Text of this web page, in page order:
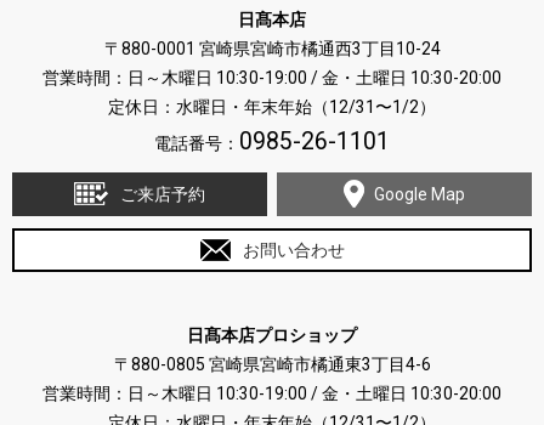
日髙本店
〒880-0001 宮崎県宮崎市橘通西3丁目10-24
営業時間：日～木曜日 10:30-19:00 / 金・土曜日 10:30-20:00
定休日：水曜日・年末年始（12/31〜1/2）
電話番号： 0985-26-1101
ご来店予約 Google Map
お問い合わせ
日髙本店プロショップ
〒880-0805 宮崎県宮崎市橘通東3丁目4-6
営業時間：日～木曜日 10:30-19:00 / 金・土曜日 10:30-20:00